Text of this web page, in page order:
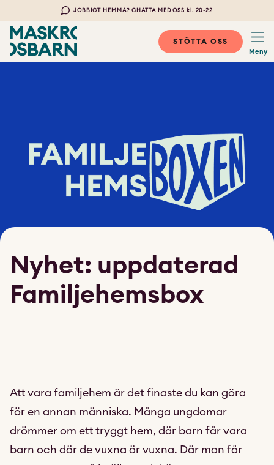
JOBBIGT HEMMA? CHATTA MED OSS kl. 20-22
STÖTTA OSS
Meny
Nyhet: uppdaterad
Familjehemsbox
Att vara familjehem är det finaste du kan göra
för en annan människa. Många ungdomar
drömmer om ett tryggt hem, där barn får vara
barn och där de vuxna är vuxna. Där man får